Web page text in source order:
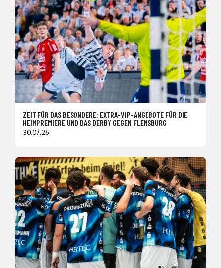
ZEIT FÜR DAS BESONDERE: EXTRA-VIP-ANGEBOTE FÜR DIE
HEIMPREMIERE UND DAS DERBY GEGEN FLENSBURG
30.07.26